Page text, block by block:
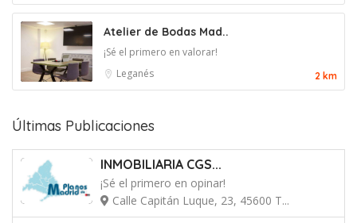
Atelier de Bodas Mad..
¡Sé el primero en valorar!
Leganés
2 km
Últimas Publicaciones
INMOBILIARIA CGS...
¡Sé el primero en opinar!
Calle Capitán Luque, 23, 45600 T...